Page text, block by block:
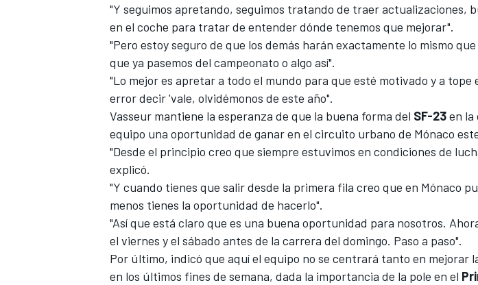
"Y seguimos apretando, seguimos tratando de traer actualizaciones,
en el coche para tratar de entender dónde tenemos que mejorar".
"Pero estoy seguro de que los demás harán exactamente lo mismo
que ya pasemos del campeonato o algo así".
"Lo mejor es apretar a todo el mundo para que esté motivado y a tope
error decir 'vale, olvidémonos de este año".
Vasseur mantiene la esperanza de que la buena forma del SF-23en la
equipo una oportunidad de ganar en el circuito urbano de Mónaco
"Desde el principio creo que siempre estuvimos en condiciones de
explicó.
"Y cuando tienes que salir desde la primera fila creo que en Mónaco
menos tienes la oportunidad de hacerlo".
"Así que está claro que es una buena oportunidad para nosotros.
el viernes y el sábado antes de la carrera del domingo. Paso a paso".
Por último, indicó que aquí el equipo no se centrará tanto en mejorar
en los últimos fines de semana, dada la importancia de la pole en el